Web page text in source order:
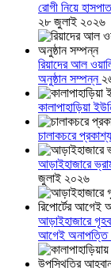
রোগী নিয়ে
২৮ জুলাই ২০২৬
রিয়াদের আল
অনুষ্ঠান সম্পন্ন
কালাপাহাড়িয়া
চালাকচরে
আড়াইহাজারে
জুলাই ২০২৬
আড়াইহাজারে
আগেই অনাপত্তি